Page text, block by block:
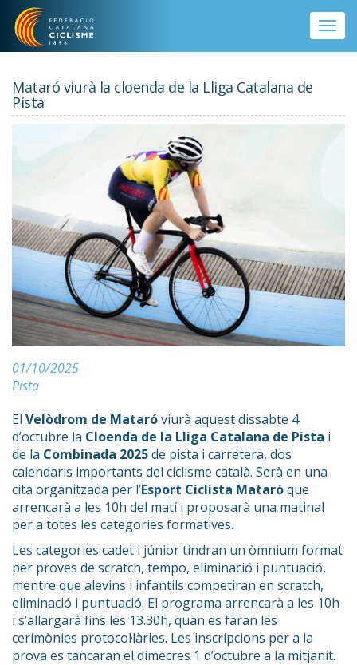
Vés al contingut
Toggle
Mataró viurà la cloenda de la Lliga Catalana de
Pista
01/10/2025
Pista
El Velòdrom de Mataróviurà aquest dissabte 4
d’octubre la Cloenda de la Lliga Catalana de Pista i
de la Combinada 2025de pista i carretera, dos
calendaris importants del ciclisme català. Serà en una
cita organitzada per l’Esport Ciclista Mataróque
arrencarà a les 10h del matí i proposarà una matinal
per a totes les categories formatives.
Les categories cadet i júnior tindran un òmnium format
per proves de scratch, tempo, eliminació i puntuació,
mentre que alevins i infantils competiran en scratch,
eliminació i puntuació. El programa arrencarà a les 10h
i s’allargarà fins les 13.30h, quan es faran les
cerimònies protocol·làries. Les inscripcions per a la
prova es tancaran el dimecres 1 d’octubre a la mitjanit.